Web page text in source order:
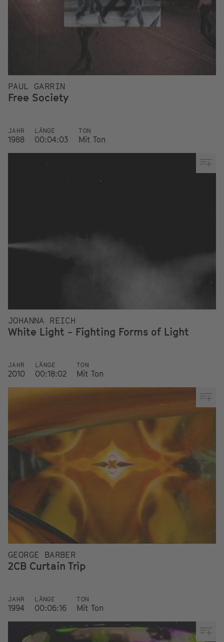
PAUL GARRIN
Free Society
JAHR
1988
LÄNGE
00:04:03
TON
Mit Ton
JOHANNA REICH
White Light - Fighting Forms of Light
JAHR
2010
LÄNGE
00:18:02
TON
Mit Ton
GEORGE BARBER
2CB Curtain Trip
JAHR
1994
LÄNGE
00:06:16
TON
Mit Ton